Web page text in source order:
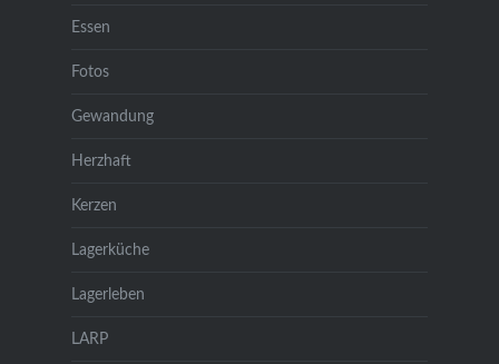
Essen
Fotos
Gewandung
Herzhaft
Kerzen
Lagerküche
Lagerleben
LARP